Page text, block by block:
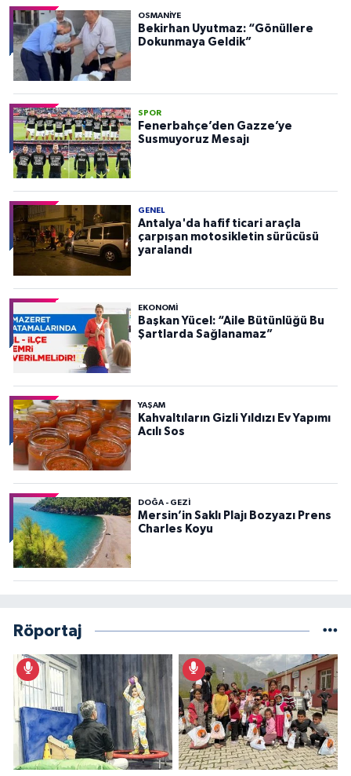
OSMANIYE
Bekirhan Uyutmaz: “Gönüllere
Dokunmaya Geldik”
SPOR
Fenerbahçe’den Gazze’ye
Susmuyoruz Mesajı
GENEL
Antalya'da hafif ticari araçla
çarpışan motosikletin sürücüsü
yaralandı
EKONOMI
Başkan Yücel: “Aile Bütünlüğü Bu
Şartlarda Sağlanamaz”
YAŞAM
Kahvaltıların Gizli Yıldızı Ev Yapımı
Acılı Sos
DOĞA - GEZI
Mersin’in Saklı Plajı Bozyazı Prens
Charles Koyu
Röportaj